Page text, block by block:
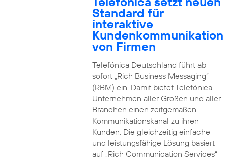
Standard für
interaktive
Kundenkommunikation
von Firmen
Telefónica Deutschland führt ab
sofort „Rich Business Messaging“
(RBM) ein. Damit bietet Telefónica
Unternehmen aller Größen und aller
Branchen einen zeitgemäßen
Kommunikationskanal zu ihren
Kunden. Die gleichzeitig einfache
und leistungsfähige Lösung basiert
auf „Rich Communication Services“